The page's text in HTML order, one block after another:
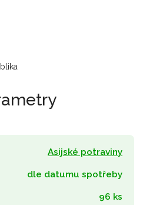
Asijské potraviny
dle datumu spotřeby
96 ks